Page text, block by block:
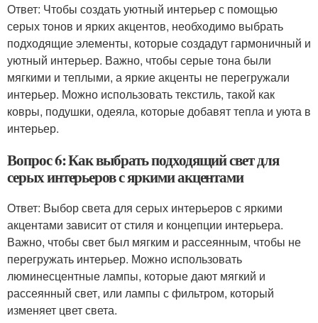
Ответ: Чтобы создать уютный интерьер с помощью
серых тонов и ярких акцентов, необходимо выбрать
подходящие элементы, которые создадут гармоничный и
уютный интерьер. Важно, чтобы серые тона были
мягкими и теплыми, а яркие акценты не перегружали
интерьер. Можно использовать текстиль, такой как
ковры, подушки, одеяла, которые добавят тепла и уюта в
интерьер.
Вопрос 6: Как выбрать подходящий свет для
серых интерьеров с яркими акцентами
Ответ: Выбор света для серых интерьеров с яркими
акцентами зависит от стиля и концепции интерьера.
Важно, чтобы свет был мягким и рассеянным, чтобы не
перегружать интерьер. Можно использовать
люминесцентные лампы, которые дают мягкий и
рассеянный свет, или лампы с фильтром, который
изменяет цвет света.